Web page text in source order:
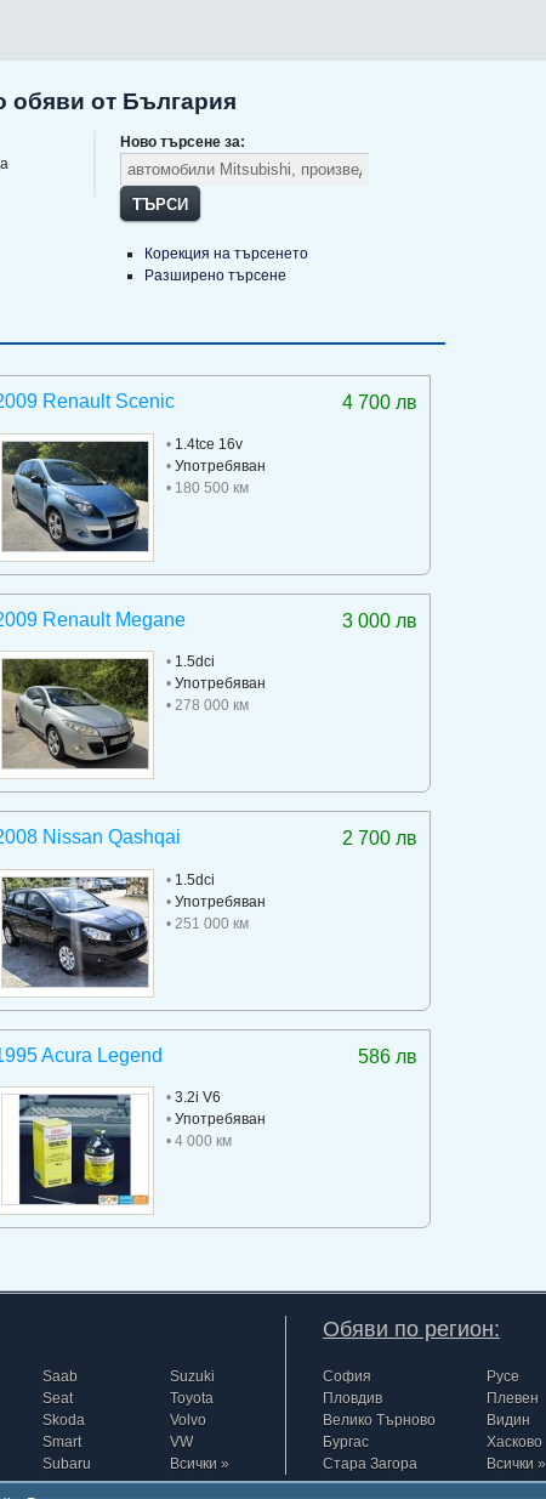
обяви от България
Ново търсене за:
ТЪРСИ
Корекция на търсенето
Разширено търсене
4 700 лв
Renault Scenic
•1.4tce 16v
•Употребяван
• 180 500 км
3 000 лв
Renault Megane
•1.5dci
•Употребяван
• 278 000 км
2 700 лв
Nissan Qashqai
•1.5dci
•Употребяван
• 251 000 км
586 лв
Acura Legend
•3.2i V6
•Употребяван
• 4 000 км
Saab
Seat
Skoda
Smart
Subaru
Suzuki
Toyota
Volvo
VW
Всички »
Обяви по регион:
София
Пловдив
Велико Търново
Бургас
Стара Загора
Русе
Плевен
Видин
Хасково
Всички »